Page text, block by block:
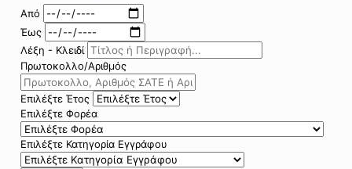
Από
Έως
Λέξη - Κλειδί
Πρωτοκολλο/Αριθμός
Επιλέξτε Έτος
Επιλέξτε Φορέα
Επιλέξτε Κατηγορία Εγγράφου